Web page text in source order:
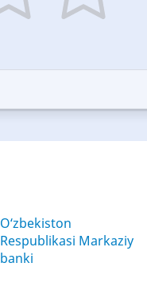
O‘zbekiston
Respublikasi Markaziy
banki